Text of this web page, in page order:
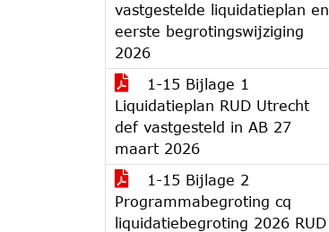
vastgestelde liquidatieplan en
eerste begrotingswijziging
2026
1-15 Bijlage 1
Liquidatieplan RUD Utrecht
def vastgesteld in AB 27
maart 2026
1-15 Bijlage 2
Programmabegroting cq
liquidatiebegroting 2026 RUD